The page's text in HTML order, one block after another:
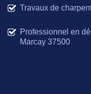
Travaux de
Professionnel en
Marcay 37500